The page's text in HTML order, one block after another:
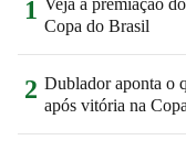
1
Copa do Brasil
2 Dublador aponta o
após vitória na